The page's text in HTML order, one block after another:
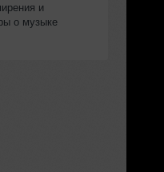
и
о музыке